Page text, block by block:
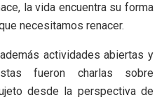
la vida encuentra su forma
necesitamos renacer.
actividades abiertas y
fueron charlas sobre
desde la perspectiva de